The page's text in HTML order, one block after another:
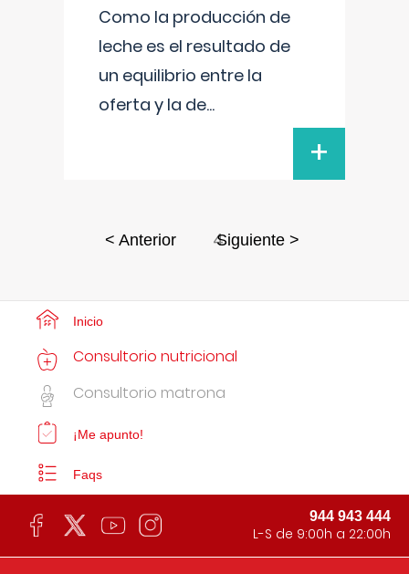
Como la producción de
leche es el resultado de
un equilibrio entre la
oferta y la de...
+
< Anterior 4
Siguiente >
Inicio
Consultorio nutricional
Consultorio matrona
¡Me apunto!
Faqs
944 943 444
L-S de 9:00h a 22:00h